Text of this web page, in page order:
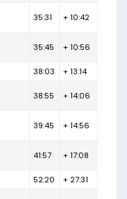
35:31 + 10:42
35:45 + 10:56
38:03 + 13:14
38:55 + 14:06
39:45 + 14:56
41:57 + 17:08
52:20
+ 27:31